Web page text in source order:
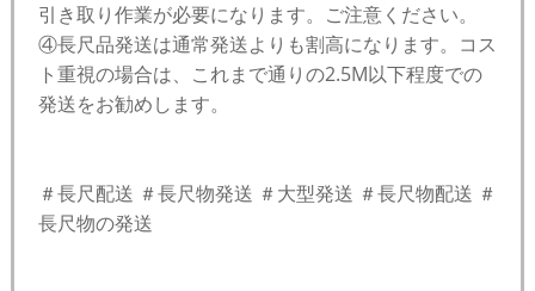
引き取り作業が必要になります。ご注意ください。
④長尺品発送は通常発送よりも割高になります。コス
ト重視の場合は、これまで通りの2.5M以下程度での
発送をお勧めします。
＃長尺配送 ＃長尺物発送 ＃大型発送 ＃長尺物配送 ＃
長尺物の発送